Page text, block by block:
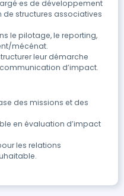
de développement
structures associatives
le pilotage, le reporting,
mécénat.
leur démarche
d’impact.
des missions et des
en évaluation d’impact
les relations